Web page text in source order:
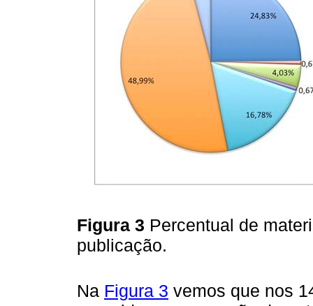
Figura 3 Percentual de
publicação.
Na Figura 3 vemos que nos